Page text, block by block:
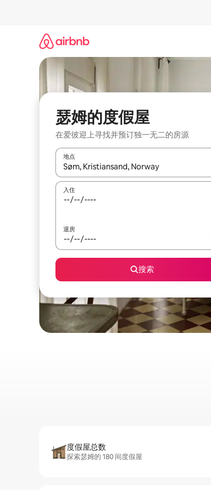
瑟姆的度假屋
在爱彼迎上寻找并预订独一无二的房源
地点
如有搜索结果，请使用上下方向键查看，或通过
入住
退房
搜索
度假屋总数
探索瑟姆的 180 间度假屋